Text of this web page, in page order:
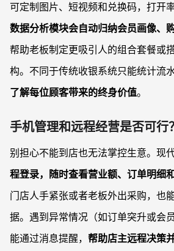
可定制图片、短视频和兑换码，打开
数据分析模块会自动归纳会员画像、
帮助老板制定更吸引人的组合套餐或
构。不同于传统收银系统只能统计流水
了解每位顾客带来的终身价值。
手机管理和远程经营是否可行？
别担心不能到店也无法掌控生意。现
程登录，随时查看营业额、订单明细
门店人手紧张或者老板外出采购，也
据。遇到异常情况（如订单突升或会
能通过消息提醒， 帮助店主远程决策